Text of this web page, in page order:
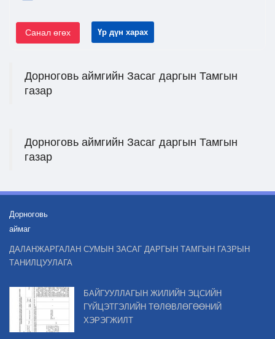
Санал өгөх Үр дүн харах
Дорноговь аймгийн Засаг даргын Тамгын
газар
Дорноговь аймгийн Засаг даргын Тамгын
газар
Дорноговь
аймаг
ДАЛАНЖАРГАЛАН СУМЫН ЗАСАГ ДАРГЫН ТАМГЫН ГАЗРЫН
ТАНИЛЦУУЛАГА
БАЙГУУЛЛАГЫН ЖИЛИЙН ЭЦСИЙН
ГҮЙЦЭТГЭЛИЙН ТӨЛӨВЛӨГӨӨНИЙ
ХЭРЭГЖИЛТ